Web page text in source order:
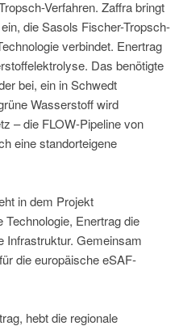
Verfahren. Zaffra bringt
die Sasols Fischer-Tropsch-
verbindet. Enertrag
Das benötigte
bei, ein in Schwedt
Wasserstoff wird
– die FLOW-Pipeline von
eine standorteigene
in dem Projekt
Technologie, Enertrag die
Infrastruktur. Gemeinsam
die europäische eSAF-
hebt die regionale